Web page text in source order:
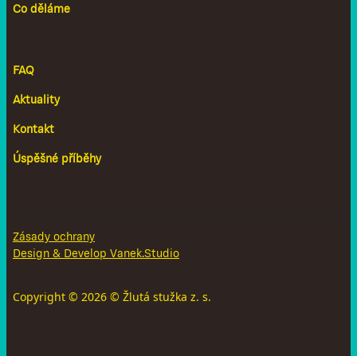
Co děláme
FAQ
Aktuality
Kontakt
Úspěšné příběhy
Copyright © 2026 © Žlutá stužka z. s.
Zásady ochrany
Design & Develop Vanek.Studio